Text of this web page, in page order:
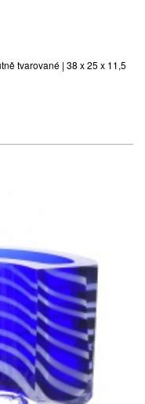
tvarované | 38 x 25 x 11,5